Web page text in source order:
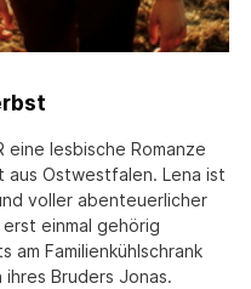
eine lesbische Romanze
aus Ostwestfalen. Lena ist
voller abenteuerlicher
einmal gehörig
am Familienkühlschrank
Bruders Jonas.